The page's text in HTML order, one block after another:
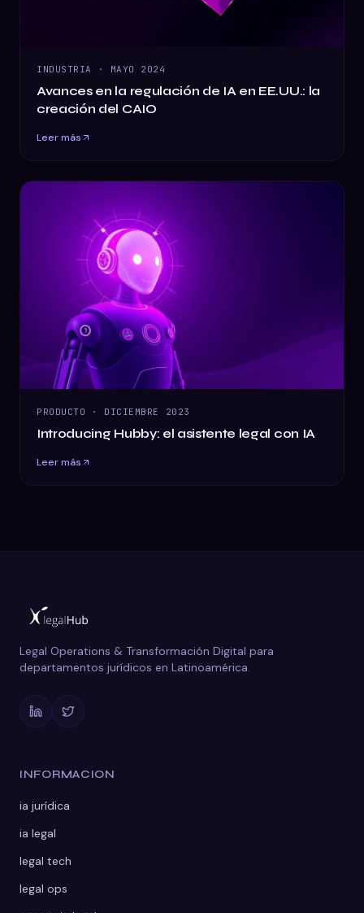
INDUSTRIA · MAYO 2024
Avances en la regulación de IA en EE.UU.: la
creación del CAIO
Leer más
PRODUCTO · DICIEMBRE 2023
Introducing Hubby: el asistente legal con IA
Leer más
Legal Operations & Transformación Digital para
departamentos jurídicos en Latinoamérica.
INFORMACION
ia jurídica
ia legal
legal tech
legal ops